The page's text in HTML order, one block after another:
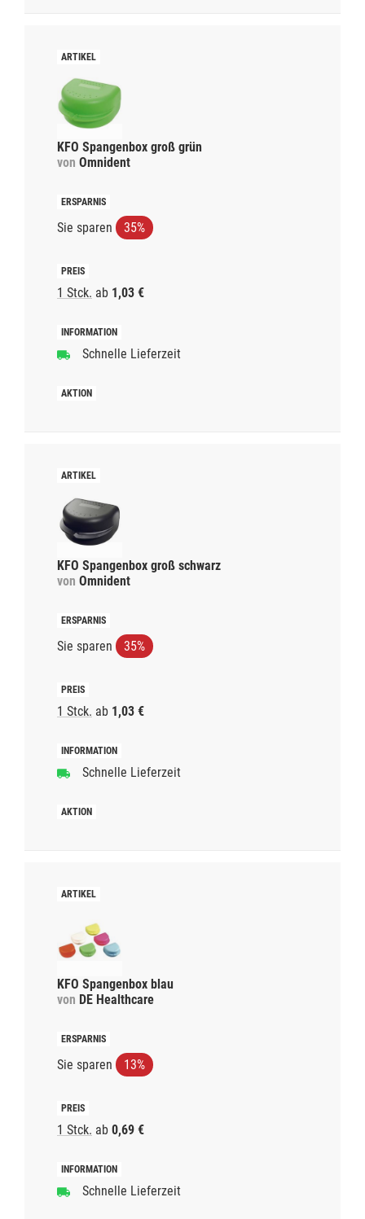
KFO Spangenbox groß grün
von Omnident
Sie sparen 35%
1 Stck. ab 1,03 €
Schnelle Lieferzeit
KFO Spangenbox groß schwarz
von Omnident
Sie sparen 35%
1 Stck. ab 1,03 €
Schnelle Lieferzeit
KFO Spangenbox blau
von DE Healthcare
Sie sparen 13%
1 Stck. ab 0,69 €
Schnelle Lieferzeit